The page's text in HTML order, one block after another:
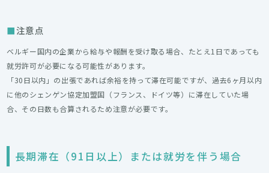
注意点
ベルギー国内の企業から給与や報酬を受け取る場合、たとえ1日であっても
就労許可が必要になる可能性があります。
「30日以内」の出張であれば余裕を持って滞在可能ですが、過去6ヶ月以内
に他のシェンゲン協定加盟国（フランス、ドイツ等）に滞在していた場
合、その日数も合算されるため注意が必要です。
長期滞在（91日以上）または就労を伴う場合